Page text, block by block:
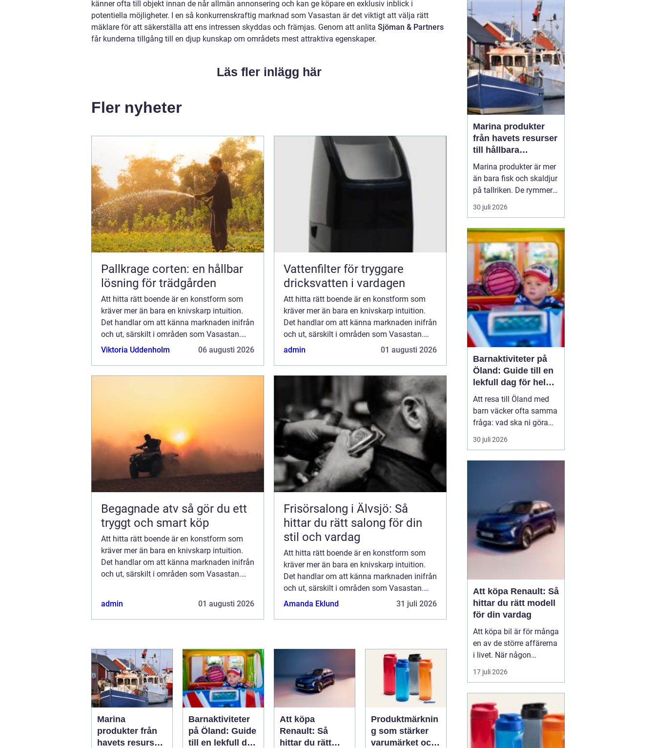
känner ofta till objekt innan de når allmän annonsering och kan ge köpare en exklusiv inblick i
potentiella möjligheter. I en så konkurrenskraftig marknad som Vasastan är det viktigt att välja rätt
mäklare för att säkerställa att ens intressen skyddas och främjas. Genom att anlita Sjöman & Partners
får kunderna tillgång till en djup kunskap om områdets mest attraktiva egenskaper.
Läs fler inlägg här
Fler nyheter
Pallkrage corten: en hållbar
lösning för trädgården
Att hitta rätt boende är en konstform som
kräver mer än bara en knivskarp intuition.
Det handlar om att känna marknaden inifrån
och ut, särskilt i områden som Vasastan.
Mäklare i Vasastan har blivit en v...
Viktoria Uddenholm 06 augusti 2026
Vattenfilter för tryggare
dricksvatten i vardagen
Att hitta rätt boende är en konstform som
kräver mer än bara en knivskarp intuition.
Det handlar om att känna marknaden inifrån
och ut, särskilt i områden som Vasastan.
Mäklare i Vasastan har blivit en v...
admin 01 augusti 2026
Begagnade atv så gör du ett
tryggt och smart köp
Att hitta rätt boende är en konstform som
kräver mer än bara en knivskarp intuition.
Det handlar om att känna marknaden inifrån
och ut, särskilt i områden som Vasastan.
admin
01 augusti 2026
Frisörsalong i Älvsjö: Så
hittar du rätt salong för din
stil och vardag
Att hitta rätt boende är en konstform som
kräver mer än bara en knivskarp intuition.
Det handlar om att känna marknaden inifrån
och ut, särskilt i områden som Vasastan.
Mäklare i Vasastan har blivit en v...
Amanda Eklund 31 juli 2026
Marina
produkter från
havets resurser
Barnaktiviteter
på Öland: Guide
till en lekfull dag
Att köpa
Renault: Så
hittar du rätt
Produktmärknin
g som stärker
varumärket och
känna sig mer som sig
själv. I Älvsjö fi...
Marina produkter
från havets resurser
till hållbara
upplevelser
Marina produkter är mer
än bara fisk och skaldjur
på tallriken. De rymmer
allt från mat och hälsa
till friluftsliv, kultur och
områden spelar havet en
central roll för både
ekonomi och livskvalitet.
När fler söker sig mot
nat...
30 juli 2026
Barnaktiviteter på
Öland: Guide till en
lekfull dag för hela
familjen
Att resa till Öland med
barn väcker ofta samma
fråga: vad ska ni göra
för att alla ska trivas,
oavsett ålder och
30 juli 2026
Att köpa Renault: Så
hittar du rätt modell
för din vardag
Att köpa bil är för många
en av de större affärerna
i livet. När någon
funderar på att köpa
Renault Skåne
17 juli 2026